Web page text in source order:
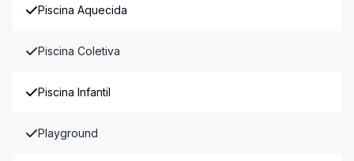
Piscina Aquecida
Piscina Coletiva
Piscina Infantil
Playground